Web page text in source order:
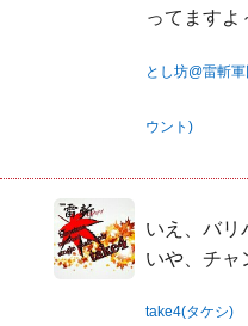
ってますよ
とし坊@雷斬
ウント)
いえ、バリ
いや、チャ
take4(タケシ)